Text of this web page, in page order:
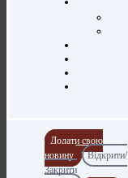
Додати свою
новину
Відкрити/
Закрити